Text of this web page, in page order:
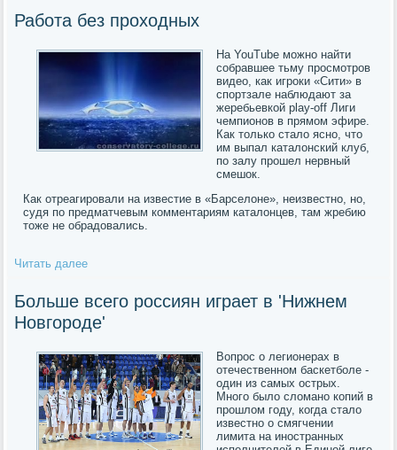
Работа без проходных
На YouTube можно найти
собравшее тьму просмотров
видео, как игроки «Сити» в
спортзале наблюдают за
жеребьевкой play-off Лиги
чемпионов в прямом эфире.
Как только стало ясно, что
им выпал каталонский клуб,
по залу прошел нервный
смешок.
Как отреагировали на известие в «Барселоне», неизвестно, но,
судя по предматчевым комментариям каталонцев, там жребию
тоже не обрадовались.
Читать далее
Больше всего россиян играет в 'Нижнем
Новгороде'
Вопрос о легионерах в
отечественном баскетболе -
один из самых острых.
Много было сломано копий в
прошлом году, когда стало
известно о смягчении
лимита на иностранных